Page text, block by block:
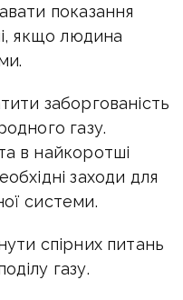
показання
якщо людина
заборгованість
газу.
в найкоротші
заходи для
системи.
спірних питань
газу.